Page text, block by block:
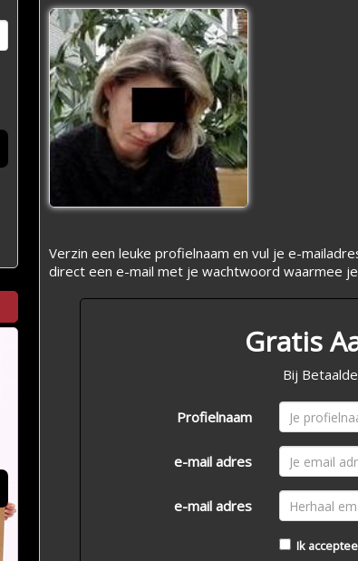
Verzin een leuke profielnaam en vul je e-
direct een e-mail met je wachtwoord waarmee
Gratis
Bij
Profielnaam
e-mail adres
e-mail adres
Ik